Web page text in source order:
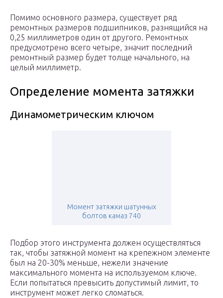
Помимо основного размера, существует ряд
ремонтных размеров подшипников, разнящийся на
0,25 миллиметров один от другого. Ремонтных
предусмотрено всего четыре, значит последний
ремонтный размер будет толще начального, на
целый миллиметр.
Определение момента затяжки
Динамометрическим ключом
Момент затяжки шатунных
болтов камаз 740
Подбор этого инструмента должен осуществляться
так, чтобы затяжной момент на крепежном элементе
был на 20-30% меньше, нежели значение
максимального момента на используемом ключе.
Если попытаться превысить допустимый лимит, то
инструмент может легко сломаться.